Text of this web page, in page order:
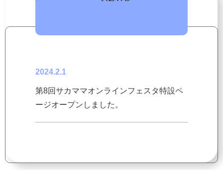
2024.2.1
第8回サカママオンラインフェスタ特設ペ
ージオープンしました。